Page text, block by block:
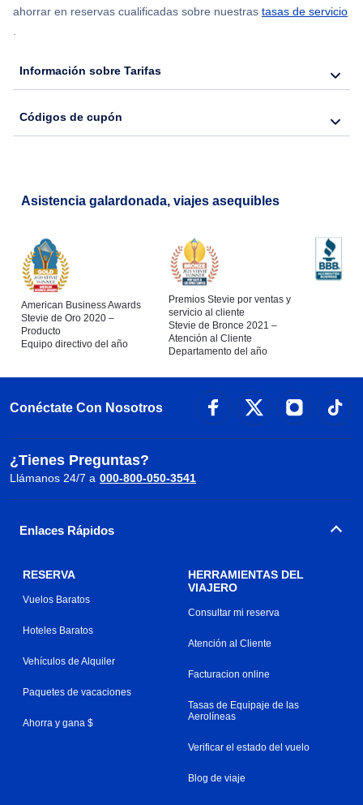
ahorrar en reservas cualificadas sobre nuestras tasas de servicio
.
Información sobre Tarifas
Códigos de cupón
Asistencia galardonada, viajes asequibles
American Business Awards
Stevie de Oro 2020 –
Producto
Equipo directivo del año
Premios Stevie por ventas y
servicio al cliente
Stevie de Bronce 2021 –
Atención al Cliente
Departamento del año
Conéctate Con Nosotros
¿Tienes Preguntas?
Llámanos 24/7 a 000-800-050-3541
Enlaces Rápidos
RESERVA
Vuelos Baratos
Hoteles Baratos
Vehículos de Alquiler
Paquetes de vacaciones
Ahorra y gana $
HERRAMIENTAS DEL
VIAJERO
Consultar mi reserva
Atención al Cliente
Facturacion online
Tasas de Equipaje de las
Aerolíneas
Verificar el estado del vuelo
Blog de viaje